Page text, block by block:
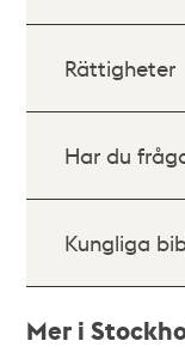
Rättigheter
Har du
Kungliga
Mer i